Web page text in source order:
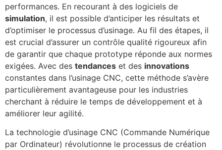
performances. En recourant à des logiciels de
simulation, il est possible d’anticiper les résultats et
d’optimiser le processus d’usinage. Au fil des étapes, il
est crucial d’assurer un contrôle qualité rigoureux afin
de garantir que chaque prototype réponde aux normes
exigées. Avec des tendances et des innovations
constantes dans l’usinage CNC, cette méthode s’avère
particulièrement avantageuse pour les industries
cherchant à réduire le temps de développement et à
améliorer leur agilité.
La technologie d’usinage CNC (Commande Numérique
par Ordinateur) révolutionne le processus de création